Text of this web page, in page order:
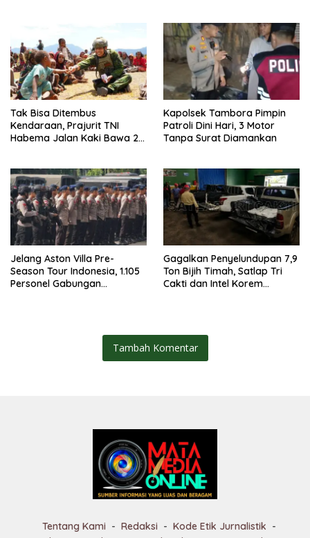
Tak Bisa Ditembus
Kendaraan, Prajurit TNI
Habema Jalan Kaki Bawa 2
Kapolsek Tambora Pimpin
Patroli Dini Hari, 3 Motor
Tanpa Surat Diamankan
Jelang Aston Villa Pre-
Season Tour Indonesia, 1.105
Personel Gabungan
Gagalkan Penyelundupan 7,9
Ton Bijih Timah, Satlap Tri
Cakti dan Intel Korem
Tambah Komentar
Tentang Kami Redaksi
Kode Etik Jurnalistik